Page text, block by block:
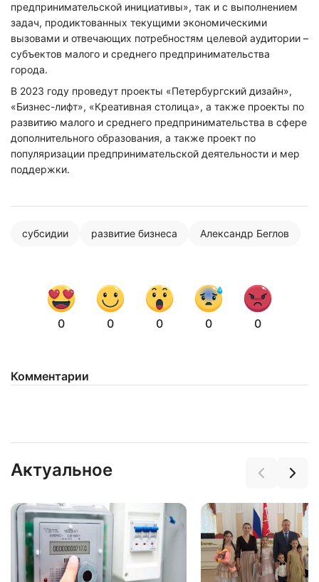
предпринимательской инициативы», так и с выполнением
задач, продиктованных текущими экономическими
вызовами и отвечающих потребностям целевой аудитории –
субъектов малого и среднего предпринимательства
города.
В 2023 году проведут проекты «Петербургский дизайн»,
«Бизнес-лифт», «Креативная столица», а также проекты по
развитию малого и среднего предпринимательства в сфере
дополнительного образования, а также проект по
популяризации предпринимательской деятельности и мер
поддержки.
субсидии развитие бизнеса Александр Беглов
0 0 0 0 0
Комментарии
Актуальное
Нажимая на кнопку "Отправить" вы
соглашаетесь с
политикой конфиденциальности